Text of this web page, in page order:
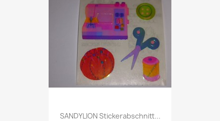
SANDYLION Stickerabschnitt...